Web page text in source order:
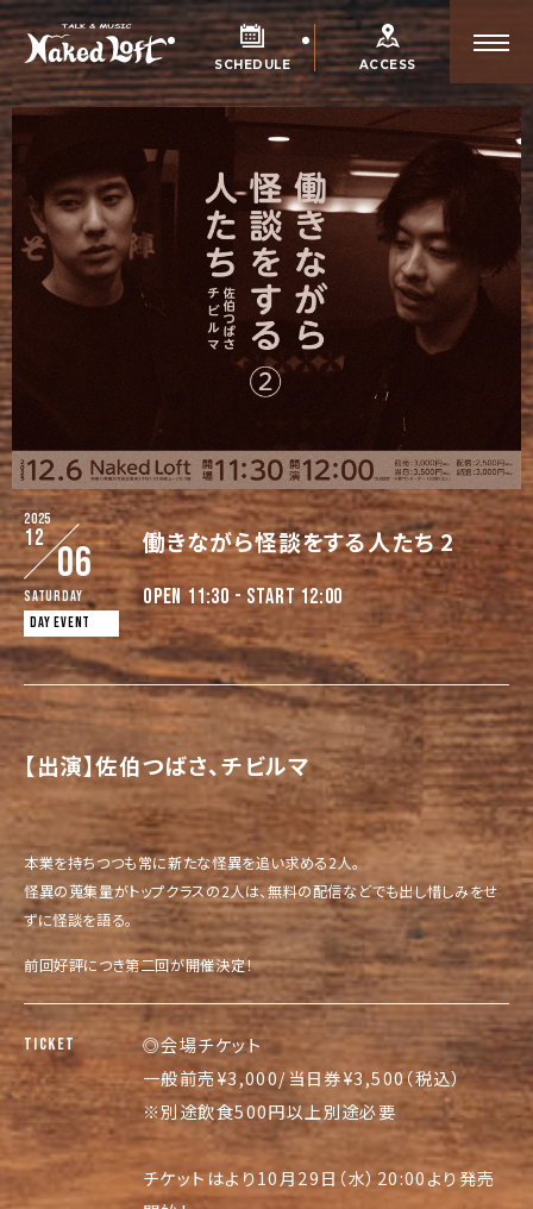
SCHEDULE ACCESS
2025
12
06
Saturday
DAY EVENT
働きながら怪談をする人たち 2
OPEN 11:30 - START 12:00
【出演】佐伯つばさ、チビルマ
本業を持ちつつも常に新たな怪異を追い求める2人。
怪異の蒐集量がトップクラスの2人は、無料の配信などでも出し惜しみをせ
ずに怪談を語る。
前回好評につき第二回が開催決定！
TICKET
◎会場チケット
一般前売¥3,000/当日券¥3,500（税込）
※別途飲食500円以上別途必要
チケットはより10月29日（水）20:00より発売